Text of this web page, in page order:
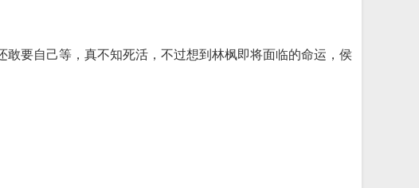
要自己等，真不知死活，不过想到林枫即将面临的命运，侯